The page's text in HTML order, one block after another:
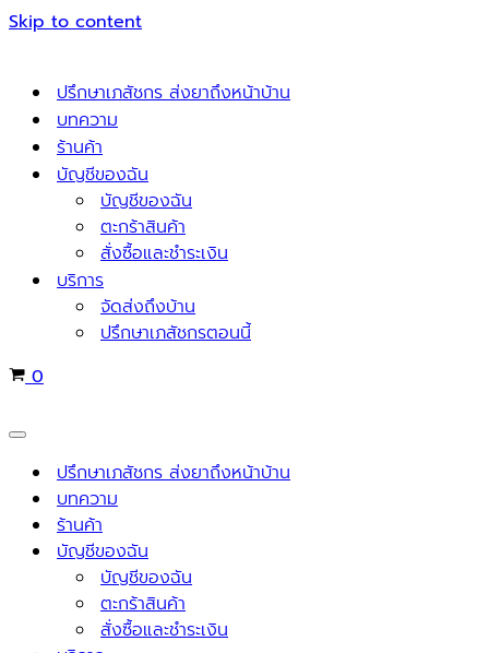
Skip to content
ปรึกษาเภสัชกร ส่งยาถึงหน้าบ้าน
บทความ
ร้านค้า
บัญชีของฉัน
บัญชีของฉัน
ตะกร้าสินค้า
สั่งซื้อและชำระเงิน
บริการ
จัดส่งถึงบ้าน
ปรึกษาเภสัชกรตอนนี้
Cart
0
Navigation
Menu ปรึกษาเภสัชกร ส่งยาถึงหน้าบ้าน
บทความ
ร้านค้า
บัญชีของฉัน
บัญชีของฉัน
ตะกร้าสินค้า
สั่งซื้อและชำระเงิน